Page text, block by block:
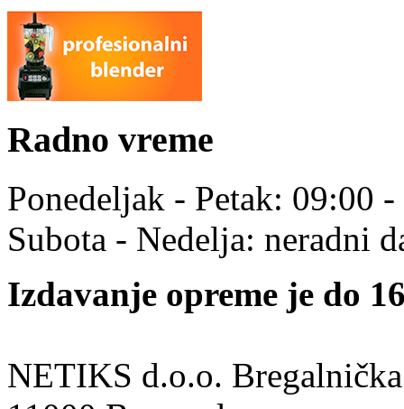
Radno vreme
Ponedeljak - Petak: 09:00
Subota - Nedelja: neradni
Izdavanje opreme je do
NETIKS d.o.o.